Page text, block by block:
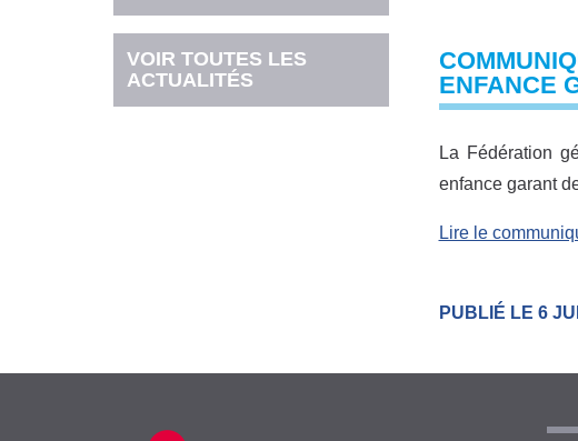
VOIR TOUTES LES
ACTUALITÉS
ENFANCE
La Fédération
enfance garant
Lire le
PUBLIÉ LE 6